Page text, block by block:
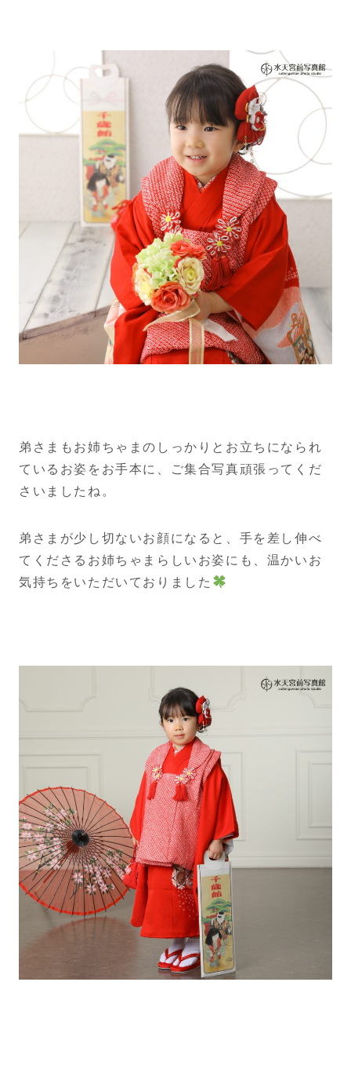
弟さまもお姉ちゃまのしっかりとお立ちになられ
ているお姿をお手本に、ご集合写真頑張ってくだ
さいましたね。
弟さまが少し切ないお顔になると、手を差し伸べ
てくださるお姉ちゃまらしいお姿にも、温かいお
気持ちをいただいておりました